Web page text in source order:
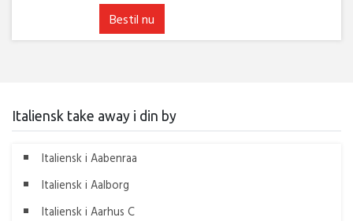
Bestil nu
Italiensk take away i din by
Italiensk i Aabenraa
Italiensk i Aalborg
Italiensk i Aarhus C